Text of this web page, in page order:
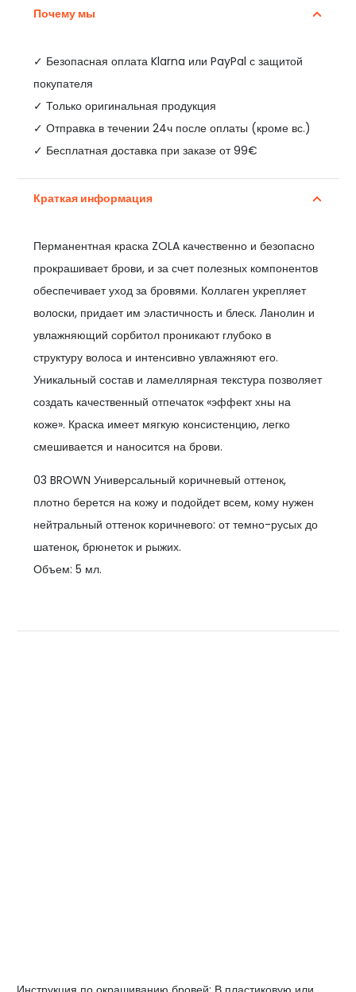
Почему мы
✓ Безопасная оплата Klarna или PayPal с защитой
покупателя
✓ Только оригинальная продукция
✓ Отправка в течении 24ч после оплаты (кроме вс.)
✓ Бесплатная доставка при заказе от 99€
Краткая информация
Перманентная краска ZOLA качественно и безопасно
прокрашивает брови, и за счет полезных компонентов
обеспечивает уход за бровями. Коллаген укрепляет
волоски, придает им эластичность и блеск. Ланолин и
увлажняющий сорбитол проникают глубоко в
структуру волоса и интенсивно увлажняют его.
Уникальный состав и ламеллярная текстура позволяет
создать качественный отпечаток «эффект хны на
коже». Краска имеет мягкую консистенцию, легко
смешивается и наносится на брови.
03 BROWN Универсальный коричневый оттенок,
плотно берется на кожу и подойдет всем, кому нужен
нейтральный оттенок коричневого: от темно-русых до
шатенок, брюнеток и рыжих.
Объем: 5 мл.